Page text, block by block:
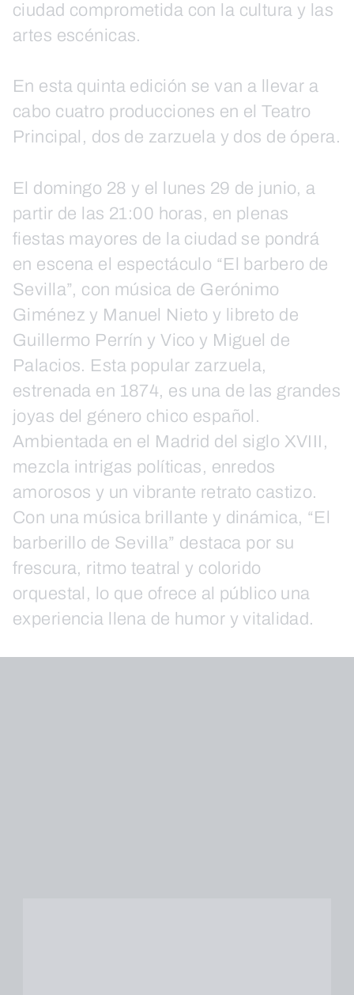
ciudad comprometida con la cultura y las
artes escénicas.
En esta quinta edición se van a llevar a
cabo cuatro producciones en el Teatro
Principal, dos de zarzuela y dos de ópera.
El domingo 28 y el lunes 29 de junio, a
partir de las 21:00 horas, en plenas
fiestas mayores de la ciudad se pondrá
en escena el espectáculo “El barbero de
Sevilla”, con música de Gerónimo
Giménez y Manuel Nieto y libreto de
Guillermo Perrín y Vico y Miguel de
Palacios. Esta popular zarzuela,
estrenada en 1874, es una de las grandes
joyas del género chico español.
Ambientada en el Madrid del siglo XVIII,
mezcla intrigas políticas, enredos
amorosos y un vibrante retrato castizo.
Con una música brillante y dinámica, “El
barberillo de Sevilla” destaca por su
frescura, ritmo teatral y colorido
orquestal, lo que ofrece al público una
experiencia llena de humor y vitalidad.